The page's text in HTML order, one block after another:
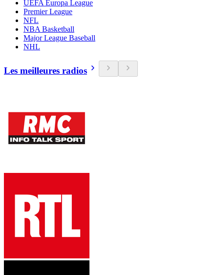
UEFA Europa League
Premier League
NFL
NBA Basketball
Major League Baseball
NHL
Les meilleures radios